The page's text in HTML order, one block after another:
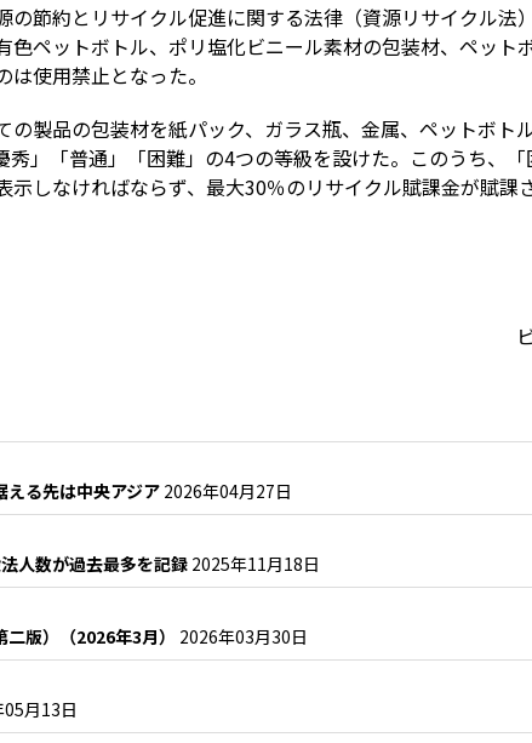
の節約とリサイクル促進に関する法律（資源リサイクル法
色ペットボトル、ポリ塩化ビニール素材の包装材、ペット
使用禁止となった。
の製品の包装材を紙パック、ガラス瓶、金属、ペットボト
秀」「普通」「困難」の4つの等級を設けた。このうち、
示しなければならず、最大30％のリサイクル賦課金が賦課
える先は中央アジア 2026年04月27日
人数が過去最多を記録 2025年11月18日
版）（2026年3月） 2026年03月30日
月13日